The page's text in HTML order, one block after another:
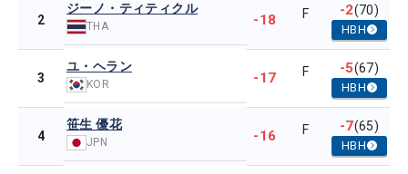
2
ジーノ・ティティクル
THA -18 F -2(70)
HBH
3
ユ・ヘラン
KOR -17 F -5(67)
HBH
4
笹生 優花
JPN -16 F -7(65)
HBH